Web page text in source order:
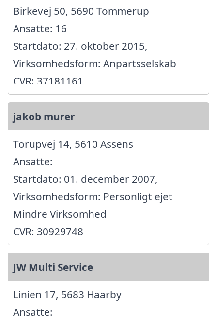
Birkevej 50, 5690 Tommerup
Ansatte: 16
Startdato: 27. oktober 2015,
Virksomhedsform: Anpartsselskab
CVR: 37181161
jakob murer
Torupvej 14, 5610 Assens
Ansatte:
Startdato: 01. december 2007,
Virksomhedsform: Personligt ejet
Mindre Virksomhed
CVR: 30929748
JW Multi Service
Linien 17, 5683 Haarby
Ansatte: